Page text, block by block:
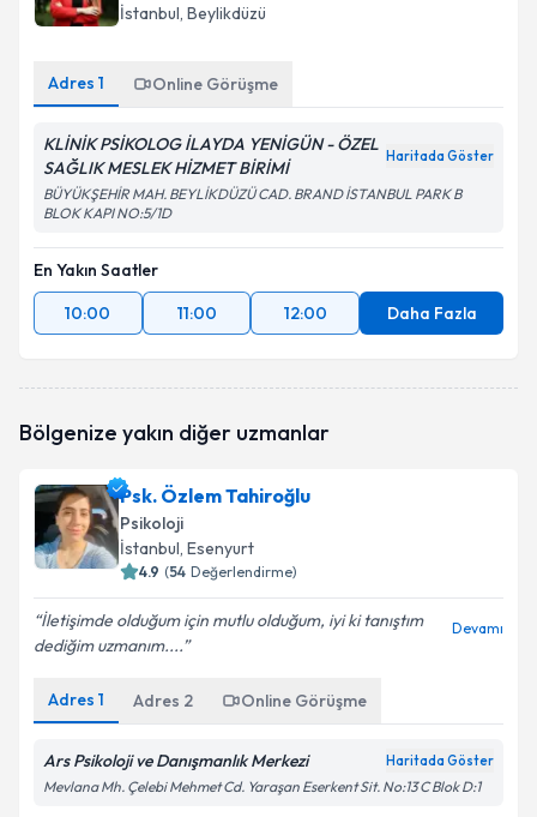
İstanbul, Beylikdüzü
Adres 1 Online Görüşme
KLİNİK PSİKOLOG İLAYDA YENİGÜN - ÖZEL
SAĞLIK MESLEK HİZMET BİRİMİ
Haritada Göster
BÜYÜKŞEHİR MAH. BEYLİKDÜZÜ CAD. BRAND İSTANBUL PARK B
BLOK KAPI NO:5/1D
En Yakın Saatler
10:00
11:00 12:00 Daha Fazla
Bölgenize yakın diğer uzmanlar
Psk. Özlem Tahiroğlu
Psikoloji
İstanbul, Esenyurt
4.9 (54 Değerlendirme)
İletişimde olduğum için mutlu olduğum, iyi ki tanıştım
dediğim uzmanım....
Devamı
Adres 1 Adres 2 Online Görüşme
Ars Psikoloji ve Danışmanlık Merkezi Haritada Göster
Mevlana Mh. Çelebi Mehmet Cd. Yaraşan Eserkent Sit. No:13 C Blok D:1